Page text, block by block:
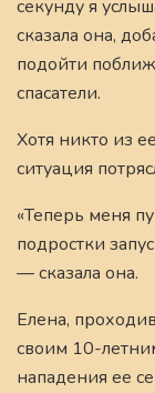
секунду я
сказала она,
подойти
спасатели.
Хотя никто из
ситуация
«Теперь меня
подростки
— сказала она.
Елена,
своим 10-
нападения ее